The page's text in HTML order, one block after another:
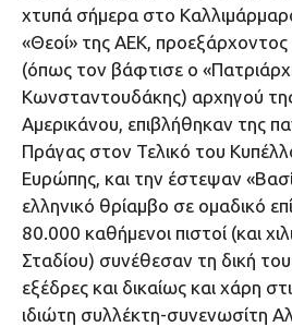
χτυπά σήμερα στο
«Θεοί» της ΑΕΚ,
(όπως τον βάφτισε ο
Κωνσταντουδάκης) αρχηγού
Αμερικάνου, επιβλήθηκαν της
Πράγας στον Τελικό του
Ευρώπης, και την έστεψαν
ελληνικό θρίαμβο σε ομαδικό
80.000 καθήμενοι πιστοί (και
Σταδίου) συνέθεσαν τη δική
εξέδρες και δικαίως και χάρη
ιδιώτη συλλέκτη-συνενωσίτη